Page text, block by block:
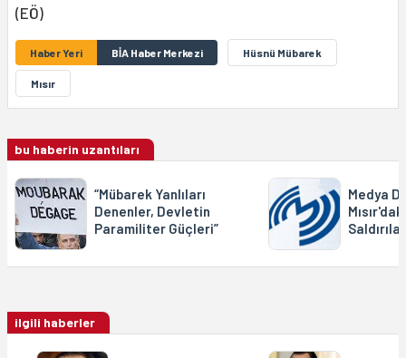
(EÖ)
Haber Yeri BİA Haber Merkezi Hüsnü Mübarek
Mısır
bu haberin uzantıları
“Mübarek Yanlıları
Denenler, Devletin
Paramiliter Güçleri”
Medya
ilgili haberler